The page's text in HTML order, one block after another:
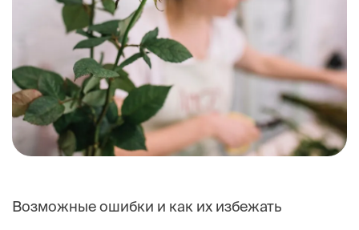
Возможные ошибки и как их избежать